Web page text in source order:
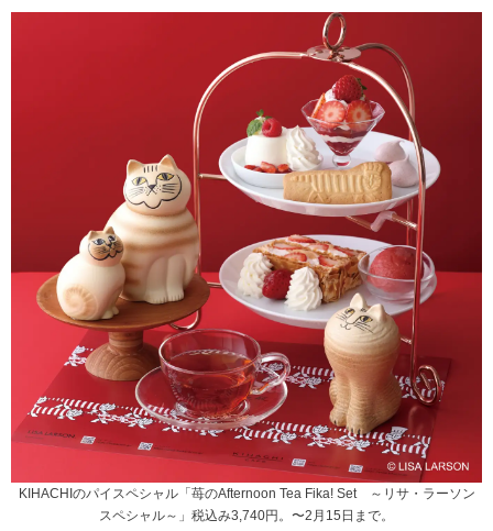
KIHACHIのパイスペシャル「苺のAfternoon Tea Fika! Set ～リサ・ラーソン
スペシャル～」税込み3,740円。〜2月15日まで。